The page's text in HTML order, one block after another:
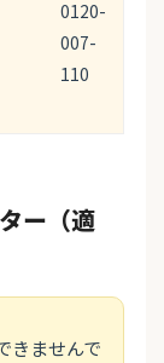
0120-
007-
110
ー（適
きませんで